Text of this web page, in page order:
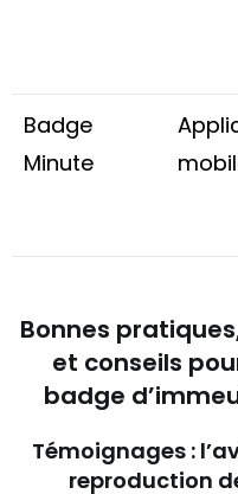
Badge
Minute
Bonnes
et conseils
badge
Témoignages :
reproduction